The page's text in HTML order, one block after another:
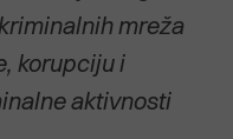
mreža
korupciju i
aktivnosti